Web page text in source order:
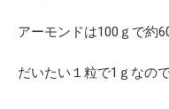
アーモンドは100ｇで約
だいたい１粒で1ｇなの